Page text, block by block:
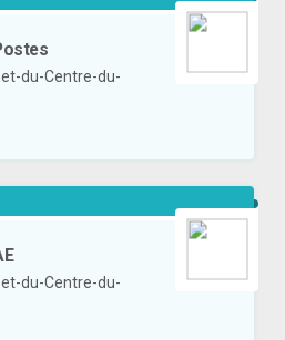
et-du-Centre-du-
et-du-Centre-du-